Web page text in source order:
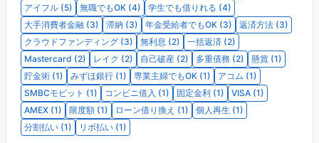
アイフル (5)
無職でもOK (4)
学生でも借りれる (4)
大手消費者金融 (3)
滞納 (3) 年金受給者でもOK (3)
返済方法 (3)
クラウドファンディング (3)
無利息 (2)
一括返済 (2)
Mastercard (2)
レイク (2) 自己破産 (2) 多重債務 (2)
懸賞 (1)
貯金術 (1)
みずほ銀行 (1) 専業主婦でもOK (1)
アコム (1)
SMBCモビット (1)
コンビニ借入 (1) 固定金利 (1)
VISA (1)
AMEX (1)
限度額 (1) ローン借り換え (1)
個人再生 (1)
分割払い (1)
リボ払い (1)